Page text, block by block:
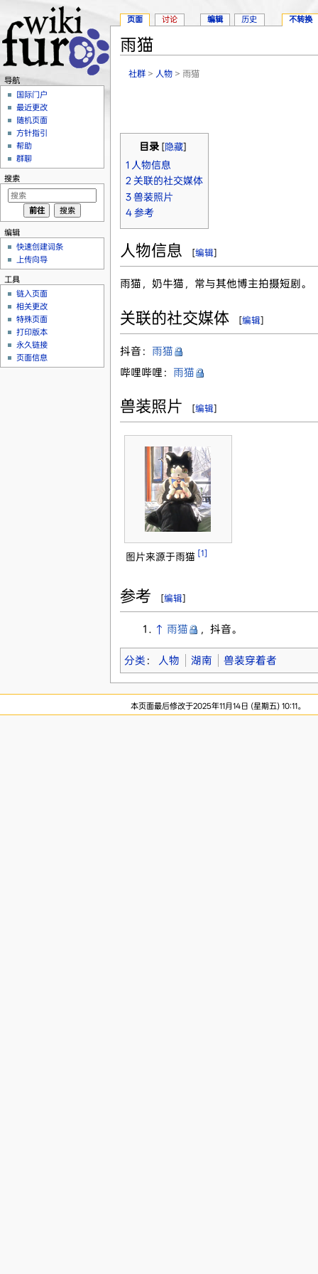
雨猫
社群 > 人物 > 雨猫
目录 [隐藏]
1 人物信息
2 关联的社交媒体
3 兽装照片
4 参考
人物信息 [编辑]
雨猫，奶牛猫，常与其他博主拍摄短剧。
关联的社交媒体 [编辑]
抖音： 雨猫
哔哩哔哩： 雨猫
兽装照片 [编辑]
图片来源于雨猫 [1]
参考 [编辑]
↑ 雨猫 ，抖音。
分类 ： 人物 湖南 兽装穿着者
页面 讨论 编辑 历史 不转换
导航
国际门户
最近更改
随机页面
方针指引
帮助
群聊
搜索
编辑
快速创建词条
上传向导
工具
链入页面
相关更改
特殊页面
打印版本
永久链接
页面信息
本页面最后修改于2025年11月14日 (星期五) 10:11。